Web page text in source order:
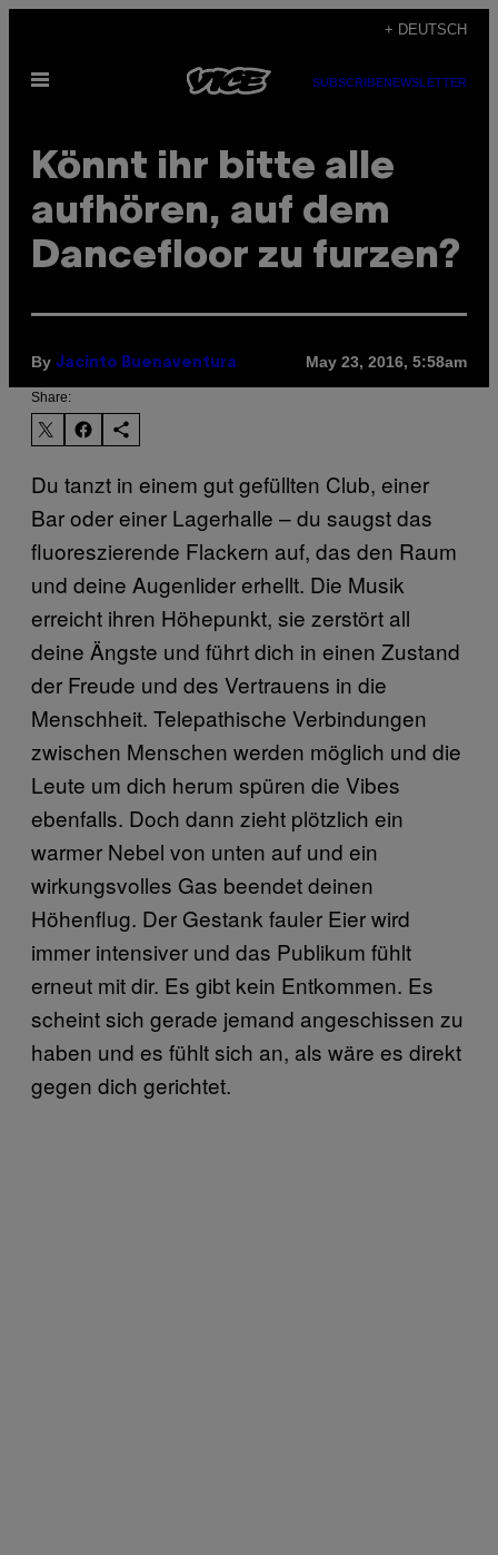
content
+ DEUTSCH
Open
SUBSCRIBENEWSLETTER
Könnt ihr bitte alle
aufhören, auf dem
Dancefloor zu furzen?
By Jacinto Buenaventura May 23, 2016, 5:58am
Share:
Du tanzt in einem gut gefüllten Club, einer
Bar oder einer Lagerhalle – du saugst das
fluoreszierende Flackern auf, das den Raum
und deine Augenlider erhellt. Die Musik
erreicht ihren Höhepunkt, sie zerstört all
deine Ängste und führt dich in einen Zustand
der Freude und des Vertrauens in die
Menschheit. Telepathische Verbindungen
zwischen Menschen werden möglich und die
Leute um dich herum spüren die Vibes
ebenfalls. Doch dann zieht plötzlich ein
warmer Nebel von unten auf und ein
wirkungsvolles Gas beendet deinen
Höhenflug. Der Gestank fauler Eier wird
immer intensiver und das Publikum fühlt
erneut mit dir. Es gibt kein Entkommen. Es
scheint sich gerade jemand angeschissen zu
haben und es fühlt sich an, als wäre es direkt
gegen dich gerichtet.